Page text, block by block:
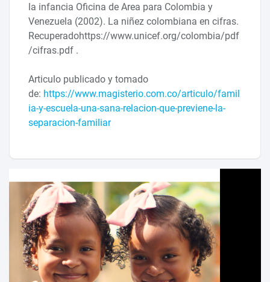
la infancia Oficina de Area para Colombia y
Venezuela (2002). La niñez colombiana en cifras.
Recuperadohttps://www.unicef.org/colombia/pdf
/cifras.pdf .
Articulo publicado y tomado
de: https://www.magisterio.com.co/articulo/famil
ia-y-escuela-una-sana-relacion-que-previene-la-
separacion-familiar